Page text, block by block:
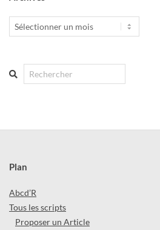
Archives
Search
Plan
Abcd’R
Tous les scripts
Proposer un Article